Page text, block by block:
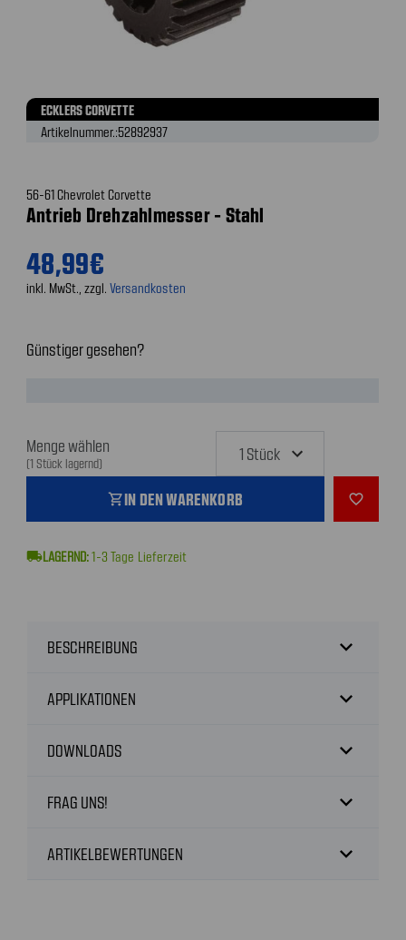
ECKLERS CORVETTE
Artikelnummer.:52892937
56-61 Chevrolet Corvette
Antrieb Drehzahlmesser - Stahl
48,99€
inkl. MwSt., zzgl. Versandkosten
Günstiger gesehen?
Menge wählen
(1 Stück lagernd)
shopping_cartIN DEN WARENKORB favorite_outline
local_shipping 1-3 Tage Lieferzeit
BESCHREIBUNG expand_more
APPLIKATIONEN expand_more
DOWNLOADS expand_more
FRAG UNS! expand_more
ARTIKELBEWERTUNGEN expand_more